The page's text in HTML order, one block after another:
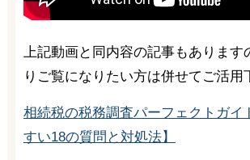
上記動画と同内容の記事もあります
りご覧になりたい方は併せてご活用
相続税の税務調査パーフェクトガイ
すい18の質問と対処法】